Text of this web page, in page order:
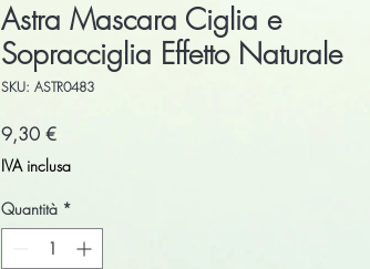
Astra Mascara Ciglia e
Sopracciglia Effetto Naturale
SKU: ASTR0483
9,30 €Prezzo
IVA inclusa
Quantità *